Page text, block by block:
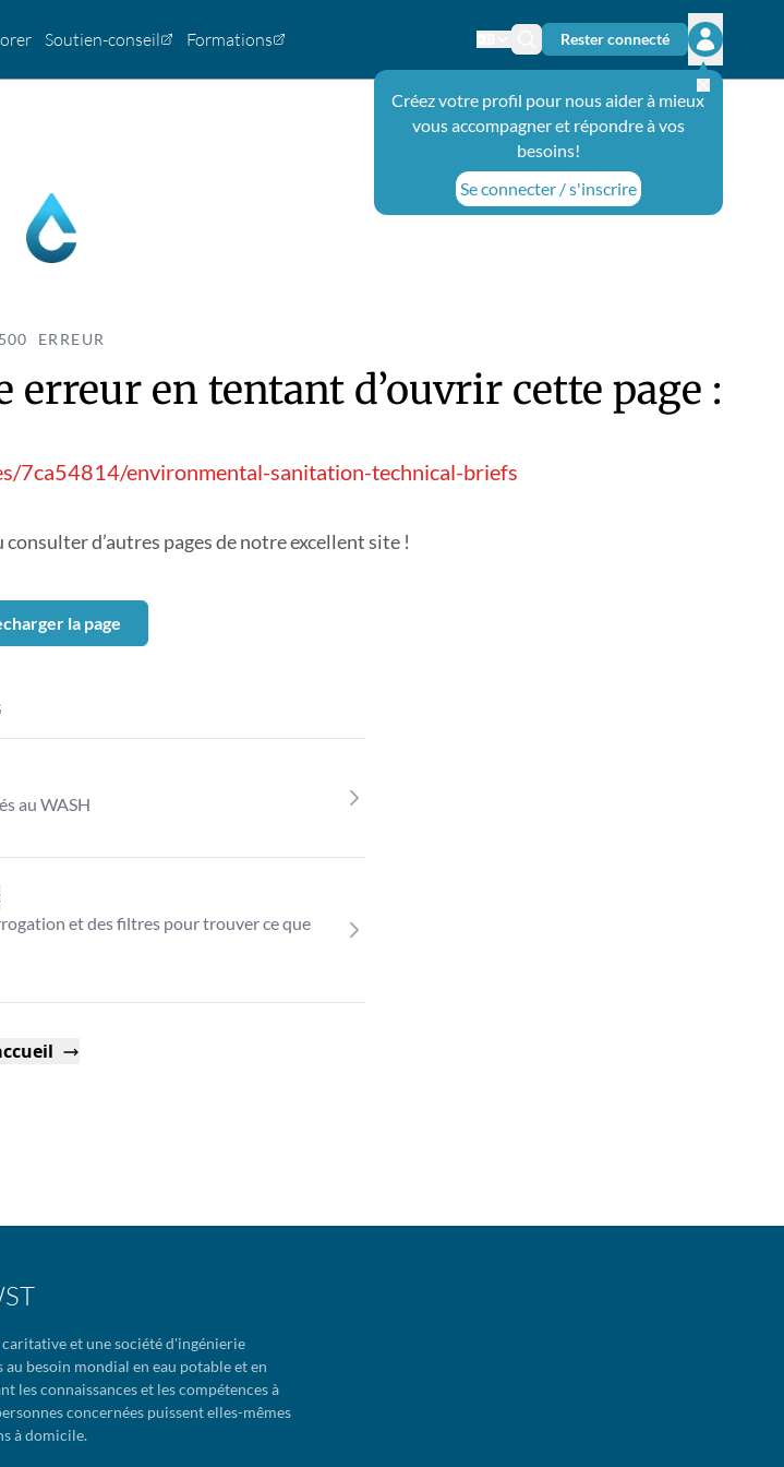
Soutien-conseil Formations Changer de langue
Icône de recherche
Rester connecté
Ouvrir le
Créez votre profil pour nous aider à mieux
vous accompagner et répondre à vos
besoins!
Se connecter / s'inscrire
500 ERREUR
en tentant d’ouvrir cette page :
7ca54814/environmental-sanitation-technical-briefs
d’autres pages de notre excellent site !
la page
au WASH
et des filtres pour trouver ce que
et une société d'ingénierie
besoin mondial en eau potable et en
les connaissances et les compétences à
concernées puissent elles-mêmes
à domicile.